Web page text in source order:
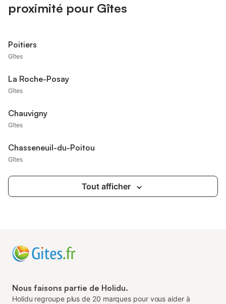
proximité pour Gîtes
Poitiers
Gîtes
La Roche-Posay
Gîtes
Chauvigny
Gîtes
Chasseneuil-du-Poitou
Gîtes
Tout afficher
Nous faisons partie de Holidu.
Holidu regroupe plus de 20 marques pour vous aider à